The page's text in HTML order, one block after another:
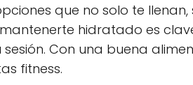
que no solo te
hidratado es
Con una buena
fitness.